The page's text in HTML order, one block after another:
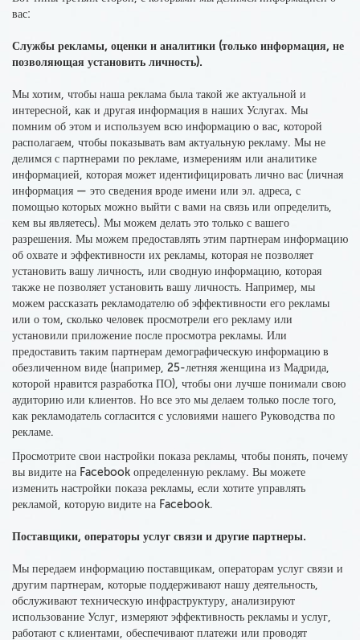
вас:
Службы рекламы, оценки и аналитики (только информация, не
позволяющая установить личность).
Мы хотим, чтобы наша реклама была такой же актуальной и
интересной, как и другая информация в наших Услугах. Мы
помним об этом и используем всю информацию о вас, которой
располагаем, чтобы показывать вам актуальную рекламу. Мы не
делимся с партнерами по рекламе, измерениям или аналитике
информацией, которая может идентифицировать лично вас (личная
информация — это сведения вроде имени или эл. адреса, с
помощью которых можно выйти с вами на связь или определить,
кем вы являетесь). Мы можем делать это только с вашего
разрешения. Мы можем предоставлять этим партнерам информацию
об охвате и эффективности их рекламы, которая не позволяет
установить вашу личность, или сводную информацию, которая
также не позволяет установить вашу личность. Например, мы
можем рассказать рекламодателю об эффективности его рекламы
или о том, сколько человек просмотрели его рекламу или
установили приложение после просмотра рекламы. Или
предоставить таким партнерам демографическую информацию в
обезличенном виде (например, 25-летняя женщина из Мадрида,
которой нравится разработка ПО), чтобы они лучше понимали свою
аудиторию или клиентов. Но все это мы делаем только после того,
как рекламодатель согласится с условиями нашего Руководства по
рекламе.
Просмотрите свои настройки показа рекламы, чтобы понять, почему
вы видите на Facebook определенную рекламу. Вы можете
изменить настройки показа рекламы, если хотите управлять
рекламой, которую видите на Facebook.
Поставщики, операторы услуг связи и другие партнеры.
Мы передаем информацию поставщикам, операторам услуг связи и
другим партнерам, которые поддерживают нашу деятельность,
обслуживают техническую инфраструктуру, анализируют
использование Услуг, измеряют эффективность рекламы и услуг,
работают с клиентами, обеспечивают платежи или проводят